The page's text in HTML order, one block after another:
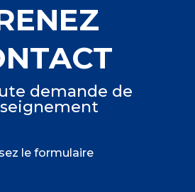
demande de
le formulaire